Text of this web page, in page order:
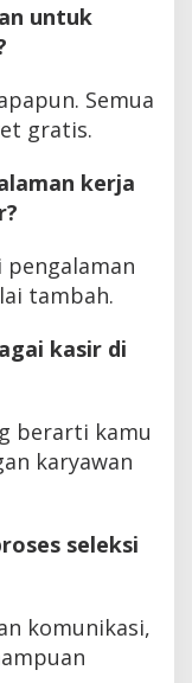
untuk
Semua
gratis.
kerja
tambah.
kasir di
berarti kamu
karyawan
seleksi
komunikasi,